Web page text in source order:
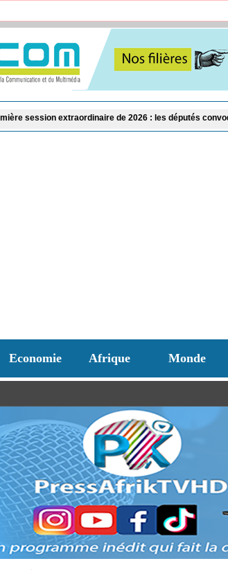
de 2026 : les députés convoqués en séance
Economie Afrique Monde